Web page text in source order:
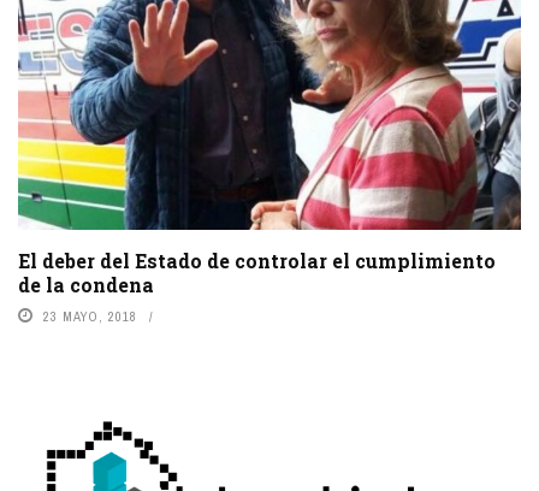
El deber del Estado de controlar el cumplimiento
de la condena
23 MAYO, 2018